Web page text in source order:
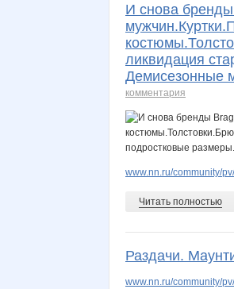
И снова
ликвидация
Демисезонные
комментария
www.nn.ru/community/
Читать полностью
Раздачи.
www.nn.ru/community/